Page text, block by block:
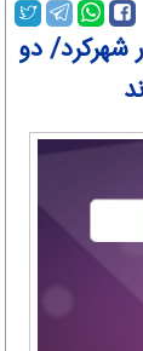
شهرکرد/ دو